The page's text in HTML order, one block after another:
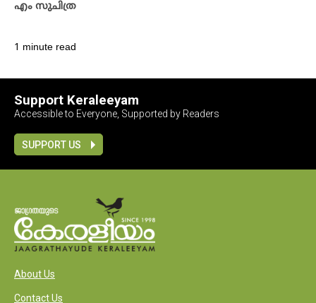
എം സുചിത്ര
1 minute read
Support Keraleeyam
Accessible to Everyone, Supported by Readers
SUPPORT US
About Us
Contact Us